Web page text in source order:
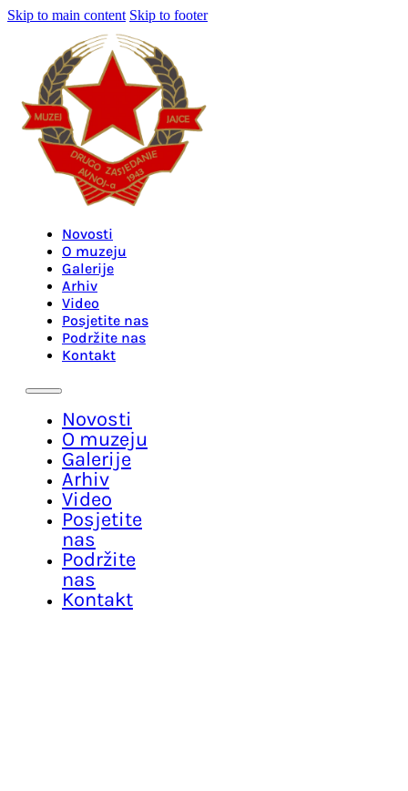
Skip to main content Skip to footer
Novosti
O muzeju
Galerije
Arhiv
Video
Posjetite nas
Podržite nas
Kontakt
Novosti
O muzeju
Galerije
Arhiv
Video
Posjetite
nas
Podržite
nas
Kontakt